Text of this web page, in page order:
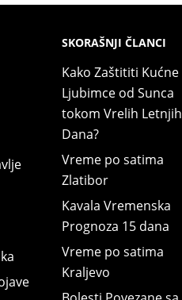
SKORAŠNJI ČLANCI
Kako Zaštititi Kućne
Ljubimce od Sunca
tokom Vrelih Letnjih
Dana?
Vreme po satima
Zlatibor
Kavala Vremenska
Prognoza 15 dana
Vreme po satima
Kraljevo